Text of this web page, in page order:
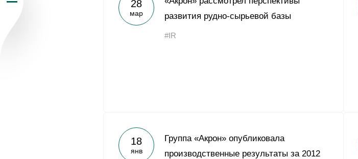
Пресс-центр
28
мар
развития рудно-сырьевой базы
#IR
18
янв
Группа «Акрон» опубликовала
производственные результаты за 2012